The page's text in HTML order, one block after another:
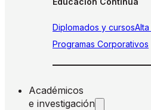
Diplomados y cursos
Programas Corporativos
Académicos
e investigación